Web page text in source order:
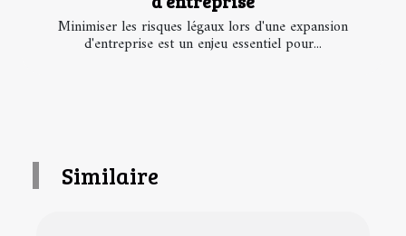
Minimiser les risques légaux lors d'une expansion
d'entreprise est un enjeu essentiel pour...
Similaire